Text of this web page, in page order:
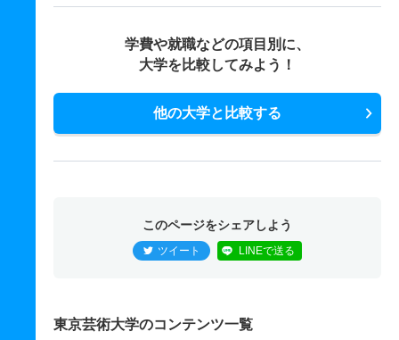
学費や就職などの項目別に、
大学を比較してみよう！
他の大学と比較する
このページをシェアしよう
ツイート LINEで送る
東京芸術大学のコンテンツ一覧